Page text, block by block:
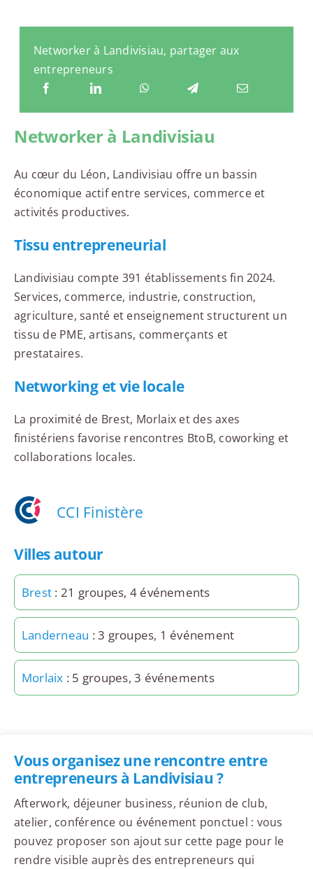
Networker à Landivisiau, partager aux
entrepreneurs
Networker à Landivisiau
Au cœur du Léon, Landivisiau offre un bassin
économique actif entre services, commerce et
activités productives.
Tissu entrepreneurial
Landivisiau compte 391 établissements fin 2024.
Services, commerce, industrie, construction,
agriculture, santé et enseignement structurent un
tissu de PME, artisans, commerçants et
prestataires.
Networking et vie locale
La proximité de Brest, Morlaix et des axes
finistériens favorise rencontres BtoB, coworking et
collaborations locales.
CCI Finistère
Villes autour
Brest : 21 groupes, 4 événements
Landerneau : 3 groupes, 1 événement
Morlaix : 5 groupes, 3 événements
Vous organisez une rencontre entre
entrepreneurs à Landivisiau ?
Afterwork, déjeuner business, réunion de club,
atelier, conférence ou événement ponctuel : vous
pouvez proposer son ajout sur cette page pour le
rendre visible auprès des entrepreneurs qui